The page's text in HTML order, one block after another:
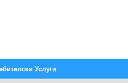
Услуги